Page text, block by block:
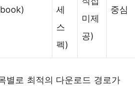
세
스
펙)
미제
공)
중심
별로 최적의 다운로드 경로가